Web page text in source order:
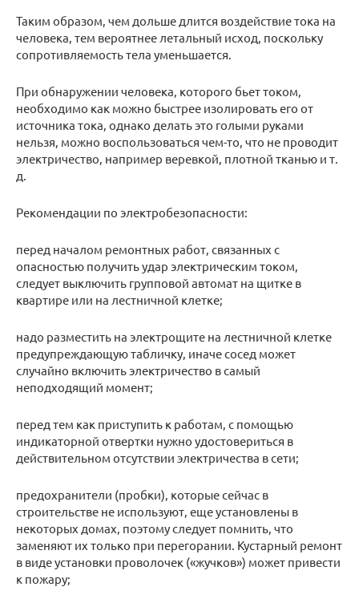
Таким образом, чем дольше длится воздействие тока на
человека, тем вероятнее летальный исход, поскольку
сопротивляемость тела уменьшается.
При обнаружении человека, которого бьет током,
необходимо как можно быстрее изолировать его от
источника тока, однако делать это голыми руками
нельзя, можно воспользоваться чем-то, что не проводит
электричество, например веревкой, плотной тканью и т.
д.
Рекомендации по электробезопасности:
перед началом ремонтных работ, связанных с
опасностью получить удар электрическим током,
следует выключить групповой автомат на щитке в
квартире или на лестничной клетке;
надо разместить на электрощите на лестничной клетке
предупреждающую табличку, иначе сосед может
случайно включить электричество в самый
неподходящий момент;
перед тем как приступить к работам, с помощью
индикаторной отвертки нужно удостовериться в
действительном отсутствии электричества в сети;
предохранители (пробки), которые сейчас в
строительстве не используют, еще установлены в
некоторых домах, поэтому следует помнить, что
заменяют их только при перегорании. Кустарный ремонт
в виде установки проволочек («жучков») может привести
к пожару;